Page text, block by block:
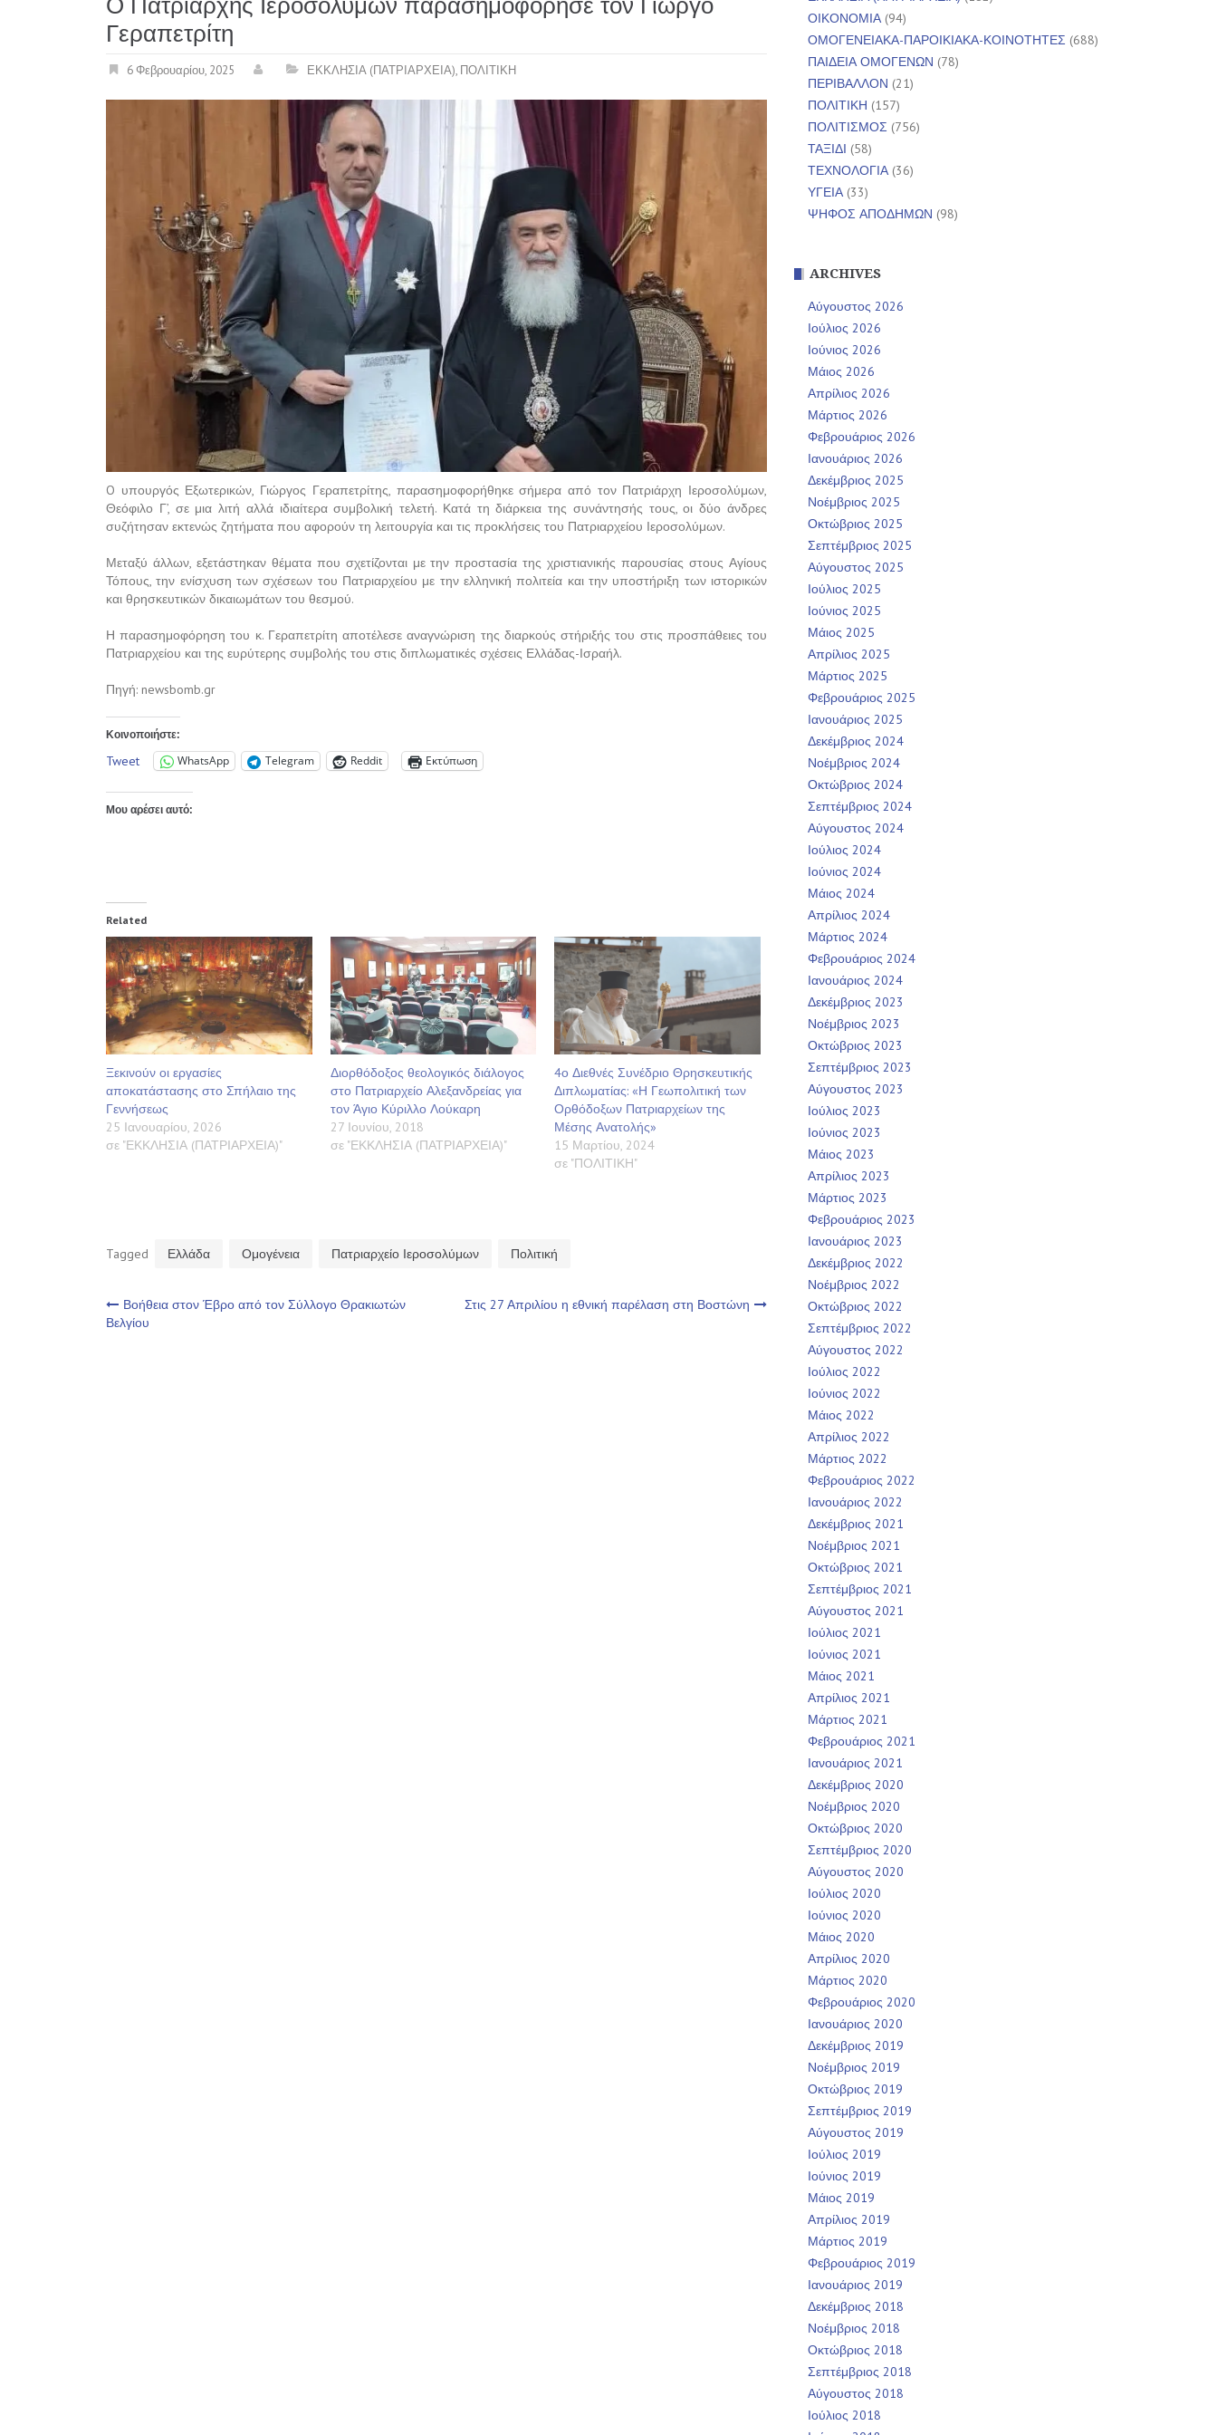
Ο Πατριάρχης Ιεροσολύμων παρασημοφόρησε τον Γιώργο
Γεραπετρίτη
6 Φεβρουαρίου, 2025 ΕΚΚΛΗΣΙΑ (ΠΑΤΡΙΑΡΧΕΙΑ), ΠΟΛΙΤΙΚΗ
O υπουργός Εξωτερικών, Γιώργος Γεραπετρίτης, παρασημοφορήθηκε σήμερα από τον Πατριάρχη Ιεροσολύμων,
Θεόφιλο Γ’, σε μια λιτή αλλά ιδιαίτερα συμβολική τελετή. Κατά τη διάρκεια της συνάντησής τους, οι δύο άνδρες
συζήτησαν εκτενώς ζητήματα που αφορούν τη λειτουργία και τις προκλήσεις του Πατριαρχείου Ιεροσολύμων.
Μεταξύ άλλων, εξετάστηκαν θέματα που σχετίζονται με την προστασία της χριστιανικής παρουσίας στους Αγίους
Τόπους, την ενίσχυση των σχέσεων του Πατριαρχείου με την ελληνική πολιτεία και την υποστήριξη των ιστορικών
και θρησκευτικών δικαιωμάτων του θεσμού.
Η παρασημοφόρηση του κ. Γεραπετρίτη αποτέλεσε αναγνώριση της διαρκούς στήριξής του στις προσπάθειες του
Πατριαρχείου και της ευρύτερης συμβολής του στις διπλωματικές σχέσεις Ελλάδας-Ισραήλ.
Πηγή: newsbomb.gr
Κοινοποιήστε:
Tweet WhatsApp Telegram Reddit Εκτύπωση
Μου αρέσει αυτό:
Related
Ξεκινούν οι εργασίες
αποκατάστασης στο Σπήλαιο της
Γεννήσεως
25 Ιανουαρίου, 2026
σε "ΕΚΚΛΗΣΙΑ (ΠΑΤΡΙΑΡΧΕΙΑ)"
Διορθόδοξος θεολογικός διάλογος
στο Πατριαρχείο Αλεξανδρείας για
τον Άγιο Κύριλλο Λούκαρη
27 Ιουνίου, 2018
σε "ΕΚΚΛΗΣΙΑ (ΠΑΤΡΙΑΡΧΕΙΑ)"
4ο Διεθνές Συνέδριο Θρησκευτικής
Διπλωματίας: «Η Γεωπολιτική των
Ορθόδοξων Πατριαρχείων της
Μέσης Ανατολής»
15 Μαρτίου, 2024
σε "ΠΟΛΙΤΙΚΗ"
Tagged Ελλάδα Ομογένεια Πατριαρχείο Ιεροσολύμων Πολιτική
Πλοήγηση
Βοήθεια στον Έβρο από τον Σύλλογο Θρακιωτών
Βελγίου
Στις 27 Απριλίου η εθνική παρέλαση στη Βοστώνη
ΟΙΚΟΝΟΜΙΑ(94)
ΟΜΟΓΕΝΕΙΑΚΑ-ΠΑΡΟΙΚΙΑΚΑ-ΚΟΙΝΟΤΗΤΕΣ (688)
ΠΑΙΔΕΙΑ ΟΜΟΓΕΝΩΝ (78)
ΠΕΡΙΒΑΛΛΟΝ (21)
ΠΟΛΙΤΙΚΗ (157)
ΠΟΛΙΤΙΣΜΟΣ (756)
ΤΑΞΙΔΙ (58)
ΤΕΧΝΟΛΟΓΙΑ(36)
ΥΓΕΙΑ(33)
ΨΗΦΟΣ ΑΠΟΔΗΜΩΝ (98)
ARCHIVES
Αύγουστος 2026
Ιούλιος 2026
Ιούνιος 2026
Μάιος 2026
Απρίλιος 2026
Μάρτιος 2026
Φεβρουάριος 2026
Ιανουάριος 2026
Δεκέμβριος 2025
Νοέμβριος 2025
Οκτώβριος 2025
Σεπτέμβριος 2025
Αύγουστος 2025
Ιούλιος 2025
Ιούνιος 2025
Μάιος 2025
Απρίλιος 2025
Μάρτιος 2025
Φεβρουάριος 2025
Ιανουάριος 2025
Δεκέμβριος 2024
Νοέμβριος 2024
Οκτώβριος 2024
Σεπτέμβριος 2024
Αύγουστος 2024
Ιούλιος 2024
Ιούνιος 2024
Μάιος 2024
Απρίλιος 2024
Μάρτιος 2024
Φεβρουάριος 2024
Ιανουάριος 2024
Δεκέμβριος 2023
Νοέμβριος 2023
Οκτώβριος 2023
Σεπτέμβριος 2023
Αύγουστος 2023
Ιούλιος 2023
Ιούνιος 2023
Μάιος 2023
Απρίλιος 2023
Μάρτιος 2023
Φεβρουάριος 2023
Ιανουάριος 2023
Δεκέμβριος 2022
Νοέμβριος 2022
Οκτώβριος 2022
Σεπτέμβριος 2022
Αύγουστος 2022
Ιούλιος 2022
Ιούνιος 2022
Μάιος 2022
Απρίλιος 2022
Μάρτιος 2022
Φεβρουάριος 2022
Ιανουάριος 2022
Δεκέμβριος 2021
Νοέμβριος 2021
Οκτώβριος 2021
Σεπτέμβριος 2021
Αύγουστος 2021
Ιούλιος 2021
Ιούνιος 2021
Μάιος 2021
Απρίλιος 2021
Μάρτιος 2021
Φεβρουάριος 2021
Ιανουάριος 2021
Δεκέμβριος 2020
Νοέμβριος 2020
Οκτώβριος 2020
Σεπτέμβριος 2020
Αύγουστος 2020
Ιούλιος 2020
Ιούνιος 2020
Μάιος 2020
Απρίλιος 2020
Μάρτιος 2020
Φεβρουάριος 2020
Ιανουάριος 2020
Δεκέμβριος 2019
Νοέμβριος 2019
Οκτώβριος 2019
Σεπτέμβριος 2019
Αύγουστος 2019
Ιούλιος 2019
Ιούνιος 2019
Μάιος 2019
Απρίλιος 2019
Μάρτιος 2019
Φεβρουάριος 2019
Ιανουάριος 2019
Δεκέμβριος 2018
Νοέμβριος 2018
Οκτώβριος 2018
Σεπτέμβριος 2018
Αύγουστος 2018
Ιούλιος 2018